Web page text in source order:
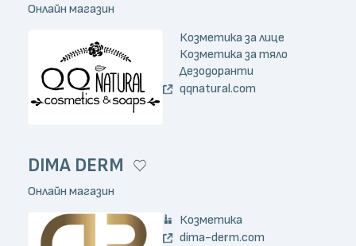
Онлайн магазин
Козметика за лице
Козметика за тяло
Дезодоранти
qqnatural.com
DIMA DERM
Онлайн магазин
Козметика
dima-derm.com